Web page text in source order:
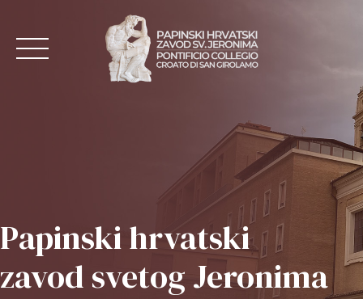
content
O ZAVODU
MISE
Papinski hrvatski
zavod svetog Jeronima